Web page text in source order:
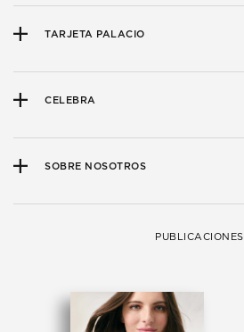
TARJETA PALACIO
CELEBRA
SOBRE NOSOTROS
PUBLICACIONES